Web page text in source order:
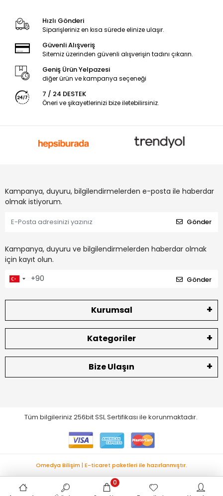
Hızlı Gönderi
Siparişleriniz en kısa sürede elinize ulaşır.
Güvenli Alışveriş
Sitemiz üzerinden güvenli alışverişin tadını çıkarın.
Geniş Ürün Yelpazesi
diğer ürün ve kampanya seçeneği
7 / 24 DESTEK
Öneri ve şikayetlerinizi bize iletebilirsiniz.
Kampanya, duyuru, bilgilendirmelerden e-posta ile haberdar
olmak istiyorum.
Gönder
Kampanya, duyuru ve bilgilendirmelerden haberdar olmak
için kayıt olun.
Gönder
Kurumsal
Kategoriler
Bize Ulaşın
Tüm bilgileriniz 256bit SSL Sertifikası ile korunmaktadır.
0
Omedya Bilişim | E-ticaret paketleri ile hazırlanmıştır.